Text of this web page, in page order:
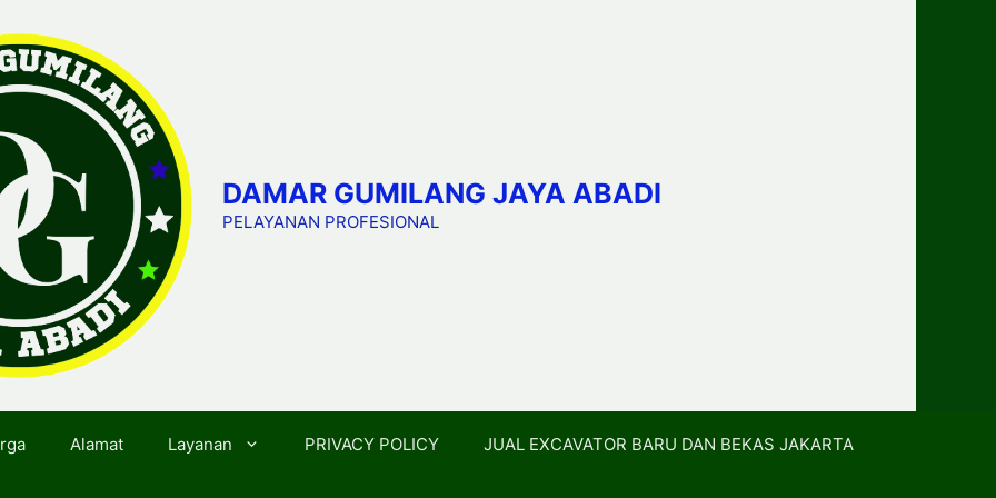
DAMAR GUMILANG JAYA ABADI
PELAYANAN PROFESIONAL
Alamat Layanan PRIVACY POLICY JUAL EXCAVATOR BARU DAN BEKAS JAKARTA